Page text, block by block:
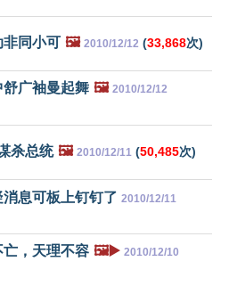
非同小可 🖼️ 2010/12/12 (33,868次)
广袖曼起舞 🖼️ 2010/12/12
杀总统 🖼️ 2010/12/11 (50,485次)
息可板上钉钉了 2010/12/11
，天理不容 🖼️▶️ 2010/12/10